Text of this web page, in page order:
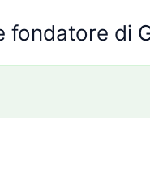
fondatore di